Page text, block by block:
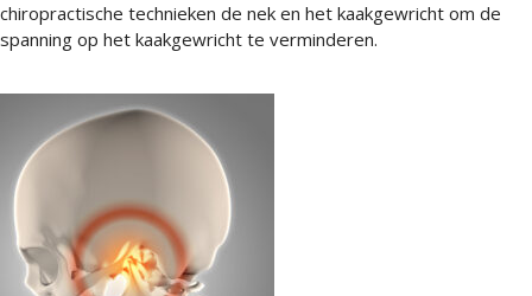
chiropractische technieken de nek en het kaakgewricht om de
spanning op het kaakgewricht te verminderen.